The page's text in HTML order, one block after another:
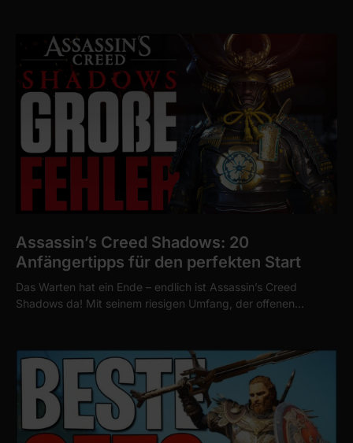
Assassin’s Creed Shadows: 20
Anfängertipps für den perfekten Start
Das Warten hat ein Ende – endlich ist Assassin’s Creed
Shadows da! Mit seinem riesigen Umfang, der offenen…